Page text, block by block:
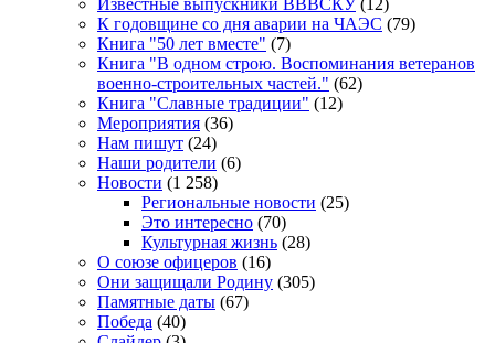
Известные выпускники ВВВСКУ (12)
К годовщине со дня аварии на ЧАЭС (79)
Книга "50 лет вместе" (7)
Книга "В одном строю. Воспоминания ветеранов
военно-строительных частей." (62)
Книга "Славные традиции" (12)
Мероприятия (36)
Нам пишут (24)
Наши родители (6)
Новости (1 258)
Региональные новости (25)
Это интересно (70)
Культурная жизнь (28)
О союзе офицеров (16)
Они защищали Родину (305)
Памятные даты (67)
Победа (40)